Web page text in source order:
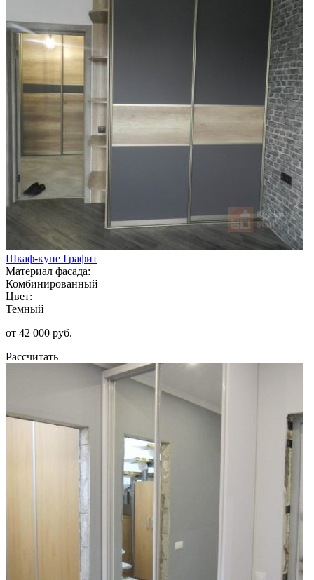
Шкаф-купе Графит
Материал фасада:
Комбинированный
Цвет:
Темный
от 42 000 руб.
Рассчитать